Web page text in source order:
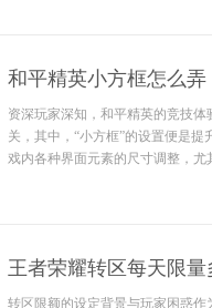
和平精英小方框怎么
资深玩家深知，和平精英的竞技
关，其中，“小方框”的设置便是
戏内各种界面元素的尺寸调整，
王者荣耀转区每天限
转区限额的设定背景与玩家困惑